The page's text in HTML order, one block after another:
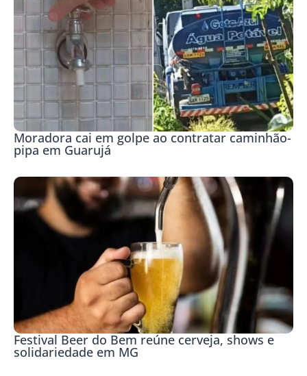
Moradora cai em golpe ao contratar caminhão-
pipa em Guarujá
Festival Beer do Bem reúne cerveja, shows e
solidariedade em MG